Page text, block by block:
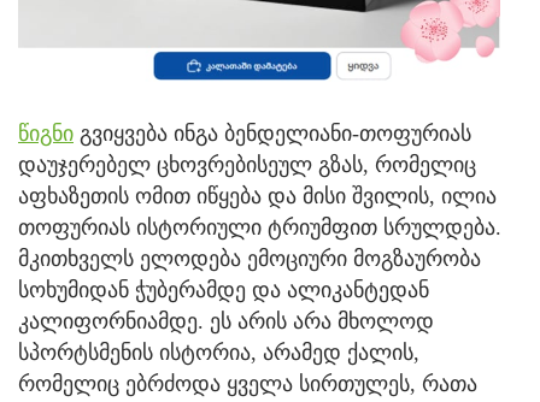
წიგნი გვიყვება ინგა ბენდელიანი-თოფურიას
დაუჯერებელ ცხოვრებისეულ გზას, რომელიც
აფხაზეთის ომით იწყება და მისი შვილის, ილია
თოფურიას ისტორიული ტრიუმფით სრულდება.
მკითხველს ელოდება ემოციური მოგზაურობა
სოხუმიდან ჭუბერამდე და ალიკანტედან
კალიფორნიამდე. ეს არის არა მხოლოდ
სპორტსმენის ისტორია, არამედ ქალის,
რომელიც ებრძოდა ყველა სირთულეს, რათა